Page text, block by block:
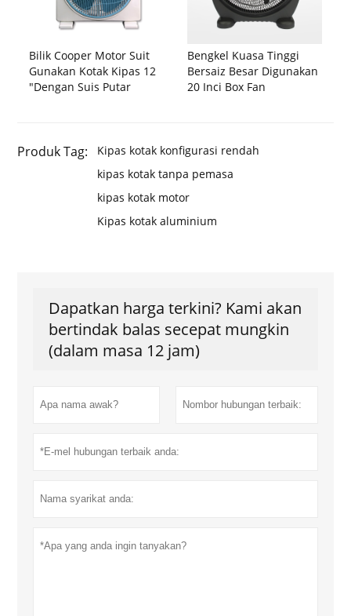
Bilik Cooper Motor Suit
Gunakan Kotak Kipas 12
"Dengan Suis Putar
Bengkel Kuasa Tinggi
Bersaiz Besar Digunakan
20 Inci Box Fan
Produk Tag:
Kipas kotak konfigurasi rendah
kipas kotak tanpa pemasa
kipas kotak motor
Kipas kotak aluminium
Dapatkan harga terkini? Kami akan
bertindak balas secepat mungkin
(dalam masa 12 jam)